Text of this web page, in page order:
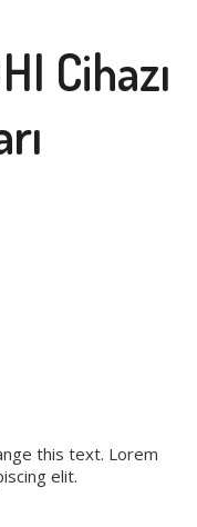
Cihazı
this text. Lorem
elit.